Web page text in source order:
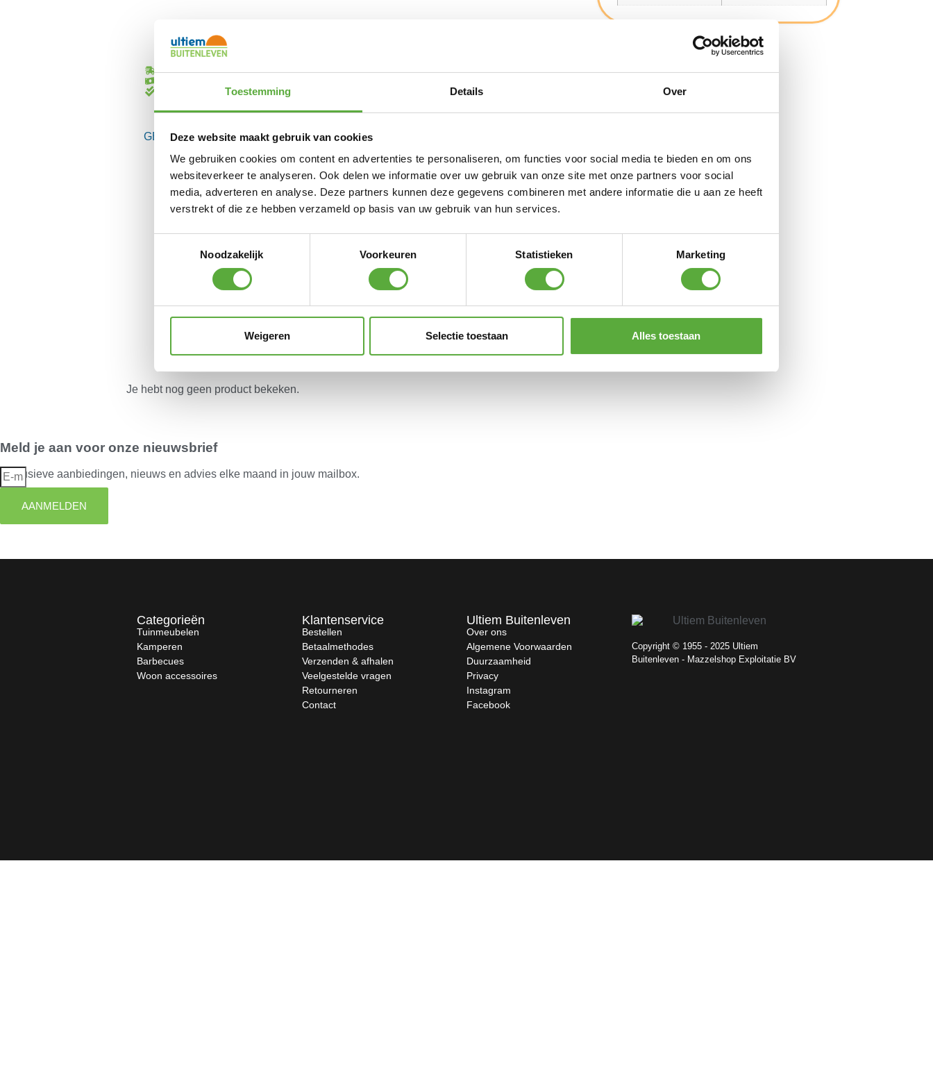
Toestemming Details Over
Deze website maakt gebruik van cookies
We gebruiken cookies om content en advertenties te personaliseren, om functies voor social media te bieden en om ons
websiteverkeer te analyseren. Ook delen we informatie over uw gebruik van onze site met onze partners voor social
media, adverteren en analyse. Deze partners kunnen deze gegevens combineren met andere informatie die u aan ze heeft
verstrekt of die ze hebben verzameld op basis van uw gebruik van hun services.
Noodzakelijk
Voorkeuren Statistieken Marketing
Weigeren Selectie toestaan Alles toestaan
Gratis verzending vanaf €250,-*
Kopersbescherming met Trusted Shops
GERELATEERDE PRODUCTEN
Weber iGrilll Mini BBQ Thermometer
84,95
Weber iGrilll Pro Vleessensor
€19,95
Weber Presenteerschaal 40x22cm
€49,99
Je hebt nog geen product bekeken.
Meld je aan voor onze nieuwsbrief
Exclusieve aanbiedingen, nieuws en advies elke maand in jouw mailbox.
AANMELDEN
Categorieën
Tuinmeubelen
Kamperen
Barbecues
Woon accessoires
Klantenservice
Bestellen
Betaalmethodes
Verzenden & afhalen
Veelgestelde vragen
Retourneren
Contact
Ultiem Buitenleven
Over ons
Algemene Voorwaarden
Duurzaamheid
Privacy
Instagram
Facebook
Copyright © 1955 - 2025 Ultiem
Buitenleven - Mazzelshop Exploitatie BV